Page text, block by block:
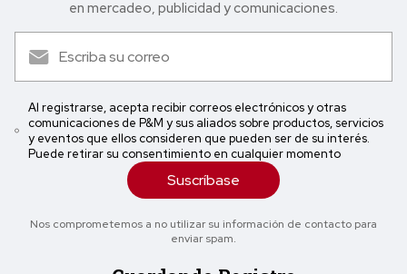
en mercadeo, publicidad y comunicaciones.
Al registrarse, acepta recibir correos electrónicos y otras
comunicaciones de P&M y sus aliados sobre productos, servicios
y eventos que ellos consideren que pueden ser de su interés.
Puede retirar su consentimiento en cualquier momento
Suscríbase
Nos comprometemos a no utilizar su información de contacto para
enviar spam.